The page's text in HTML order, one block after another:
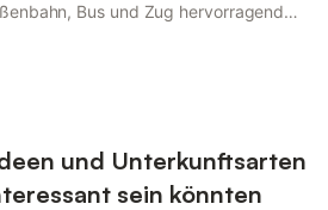
Bus und Zug hervorragend
zu erleben  geschäftlich oder
und Unterkunftsarten
sein könnten